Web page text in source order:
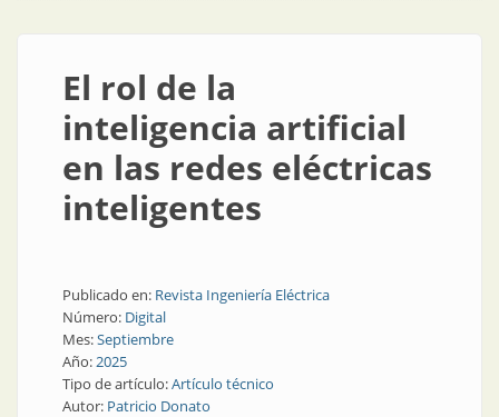
El rol de la
inteligencia artificial
en las redes eléctricas
inteligentes
Publicado en: Revista Ingeniería Eléctrica
Número: Digital
Mes:Septiembre
Año:2025
Tipo de artículo:Artículo técnico
Autor: Patricio Donato